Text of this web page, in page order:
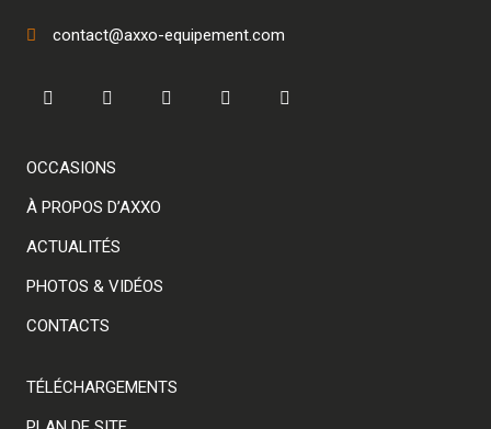
contact@axxo-equipement.com
OCCASIONS
À PROPOS D’AXXO
ACTUALITÉS
PHOTOS & VIDÉOS
CONTACTS
TÉLÉCHARGEMENTS